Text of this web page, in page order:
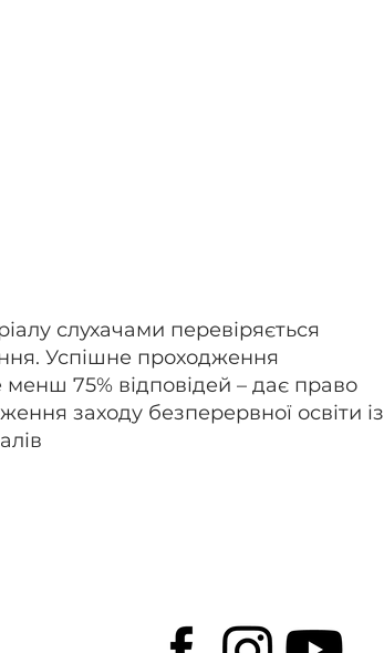
слухачами перевіряється
Успішне проходження
менш 75% відповідей – дає право
заходу безперервної освіти із